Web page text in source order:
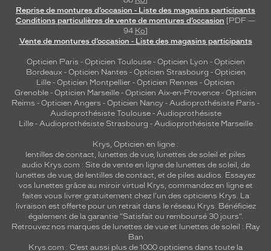
Reprise de montures d’occasion - Liste des magasins participants
Conditions particulières de vente de montures d’occasion [PDF —
94 Ko]
Vente de montures d’occasion - Liste des magasins participants
Opticien Paris - Opticien Toulouse- Opticien Lyon - Opticien
Bordeaux- Opticien Nantes - Opticien Strasbourg - Opticien
Lille - Opticien Montpellier - Opticien Rennes - Opticien
Grenoble - Opticien Marseille - Opticien Aix-en-Provence - Opticien
Reims - Opticien Angers - Opticien Nancy - Audioprothésiste Paris -
Audioprothésiste Toulouse- Audioprothésiste
Lille- Audioprothésiste Strasbourg - Audioprothésiste Marseille
Krys, Opticien en ligne :
lentilles de contact lunettes de vue, lunettes de soleil et piles
audio Krys.com : Site de vente en ligne de lunettes de soleil, de
lunettes de vue, de lentilles de contact , et de piles audios. Essayez
vos lunettes grâce au miroir virtuel Krys, commandez en ligne et
faites vous livrer gratuitement chez l'un des opticiens Krys. La
livraison est offerte pour un retrait dans le réseau Krys. Bénéficiez
également de la garantie "Satisfait ou remboursé 30 jours".
Retrouvez nos marques de lunettes de vue et lunettes de soleil : Ray
Ban
Krys.com : C’est aussi plus de 1000 opticiens dans toute la